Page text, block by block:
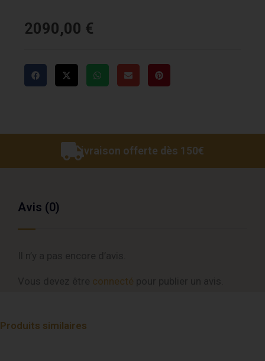
2090,00 €
Livraison offerte dès 150€
Avis (0)
connecté
Produits similaires